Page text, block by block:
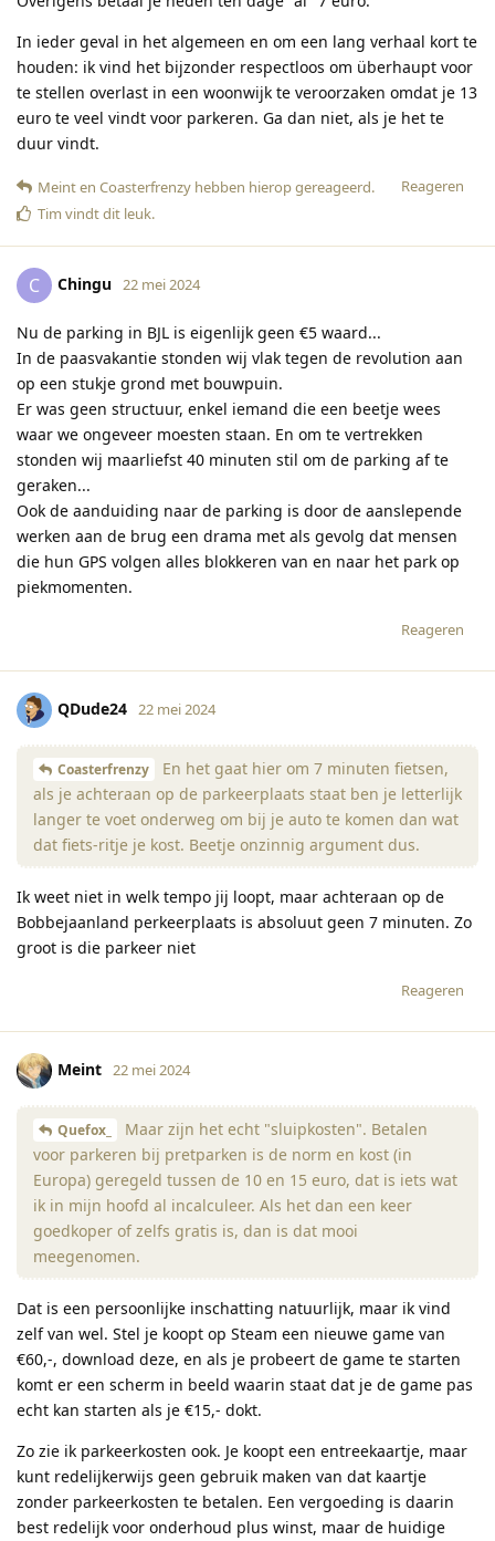
In ieder geval in het algemeen en om een lang verhaal kort te
houden: ik vind het bijzonder respectloos om überhaupt voor
te stellen overlast in een woonwijk te veroorzaken omdat je 13
euro te veel vindt voor parkeren. Ga dan niet, als je het te
duur vindt.
Reageren
Meinten Coasterfrenzy hebben hierop gereageerd.
Tim vindt dit leuk.
C Chingu 22 mei 2024
Nu de parking in BJL is eigenlijk geen €5 waard...
In de paasvakantie stonden wij vlak tegen de revolution aan
op een stukje grond met bouwpuin.
Er was geen structuur, enkel iemand die een beetje wees
waar we ongeveer moesten staan. En om te vertrekken
stonden wij maarliefst 40 minuten stil om de parking af te
geraken...
Ook de aanduiding naar de parking is door de aanslepende
werken aan de brug een drama met als gevolg dat mensen
die hun GPS volgen alles blokkeren van en naar het park op
piekmomenten.
Reageren
QDude24 22 mei 2024
Coasterfrenzy
En het gaat hier om 7 minuten fietsen,
als je achteraan op de parkeerplaats staat ben je letterlijk
langer te voet onderweg om bij je auto te komen dan wat
dat fiets-ritje je kost. Beetje onzinnig argument dus.
Ik weet niet in welk tempo jij loopt, maar achteraan op de
Bobbejaanland perkeerplaats is absoluut geen 7 minuten. Zo
groot is die parkeer niet
Reageren
Meint 22 mei 2024
Quefox_
Maar zijn het echt "sluipkosten". Betalen
voor parkeren bij pretparken is de norm en kost (in
Europa) geregeld tussen de 10 en 15 euro, dat is iets wat
ik in mijn hoofd al incalculeer. Als het dan een keer
goedkoper of zelfs gratis is, dan is dat mooi
meegenomen.
Dat is een persoonlijke inschatting natuurlijk, maar ik vind
zelf van wel. Stel je koopt op Steam een nieuwe game van
€60,-, download deze, en als je probeert de game te starten
komt er een scherm in beeld waarin staat dat je de game pas
echt kan starten als je €15,- dokt.
Zo zie ik parkeerkosten ook. Je koopt een entreekaartje, maar
kunt redelijkerwijs geen gebruik maken van dat kaartje
zonder parkeerkosten te betalen. Een vergoeding is daarin
best redelijk voor onderhoud plus winst, maar de huidige